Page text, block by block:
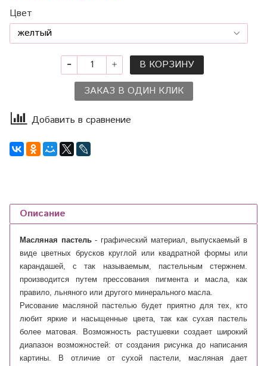
Цвет
В КОРЗИНУ
ЗАКАЗ В ОДИН КЛИК
Добавить в сравнение
Описание
Масляная пастель- графический материал, выпускаемый в
виде цветных брусков круглой или квадратной формы или
карандашей, с так называемым, пастельным стержнем.
производится путем прессования пигмента и масла, как
правило, льняного или другого минерального масла.
Рисование масляной пастелью будет приятно для тех, кто
любит яркие и насыщенные цвета, так как сухая пастель
более матовая. Возможность растушевки создает широкий
диапазон возможностей: от создания рисунка до написания
картины.
В отличие от сухой пастели, масляная дает